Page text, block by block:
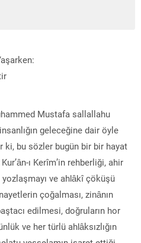
Mustafa sallallahu
geleceğine dair öyle
ki, bu sözler bugün bir bir hayat
ı Kerîm’in rehberliği, ahir
ve ahlâkî çöküşü
çoğalması, zinânın
edilmesi, doğruların hor
ve her türlü ahlâksızlığın